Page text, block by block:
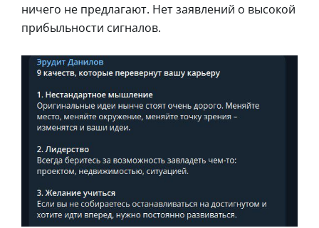
ничего не предлагают. Нет заявлений о высокой
прибыльности сигналов.